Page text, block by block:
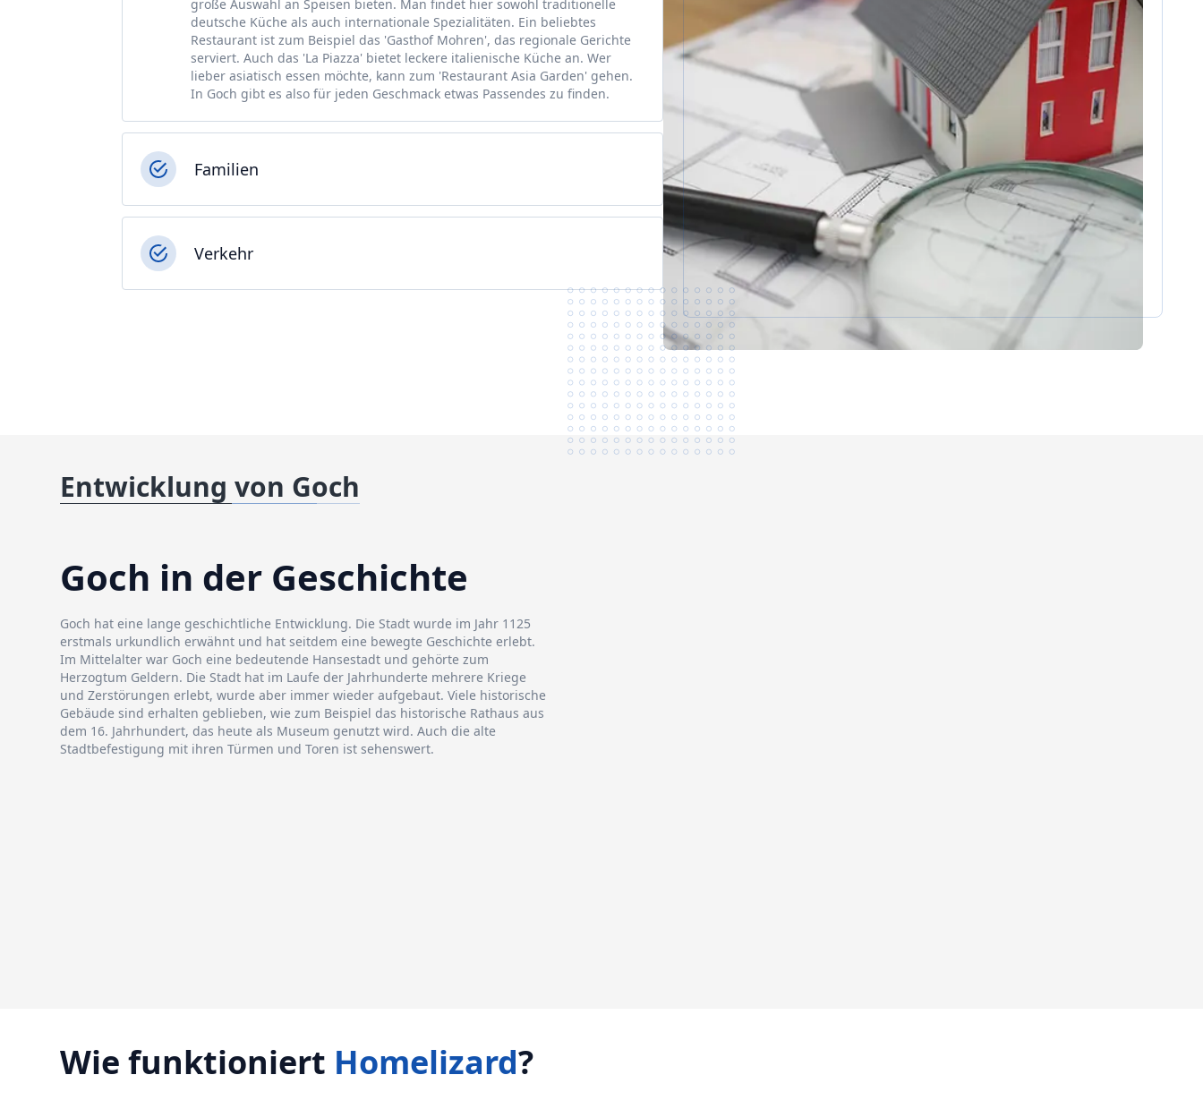
große Auswahl an Speisen bieten. Man findet hier sowohl traditionelle
deutsche Küche als auch internationale Spezialitäten. Ein beliebtes
Restaurant ist zum Beispiel das 'Gasthof Mohren', das regionale Gerichte
serviert. Auch das 'La Piazza' bietet leckere italienische Küche an. Wer
lieber asiatisch essen möchte, kann zum 'Restaurant Asia Garden' gehen.
In Goch gibt es also für jeden Geschmack etwas Passendes zu finden.
Familien
Verkehr
Entwicklung von Goch
Goch in der Geschichte
Goch hat eine lange geschichtliche Entwicklung. Die Stadt wurde im Jahr 1125
erstmals urkundlich erwähnt und hat seitdem eine bewegte Geschichte erlebt.
Im Mittelalter war Goch eine bedeutende Hansestadt und gehörte zum
Herzogtum Geldern. Die Stadt hat im Laufe der Jahrhunderte mehrere Kriege
und Zerstörungen erlebt, wurde aber immer wieder aufgebaut. Viele historische
Gebäude sind erhalten geblieben, wie zum Beispiel das historische Rathaus aus
dem 16. Jahrhundert, das heute als Museum genutzt wird. Auch die alte
Stadtbefestigung mit ihren Türmen und Toren ist sehenswert.
Wie funktioniert Homelizard?